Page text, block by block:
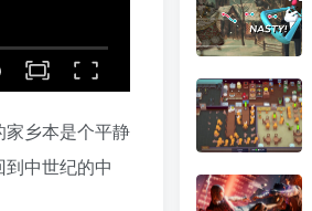
乡本是个平静
中世纪的中